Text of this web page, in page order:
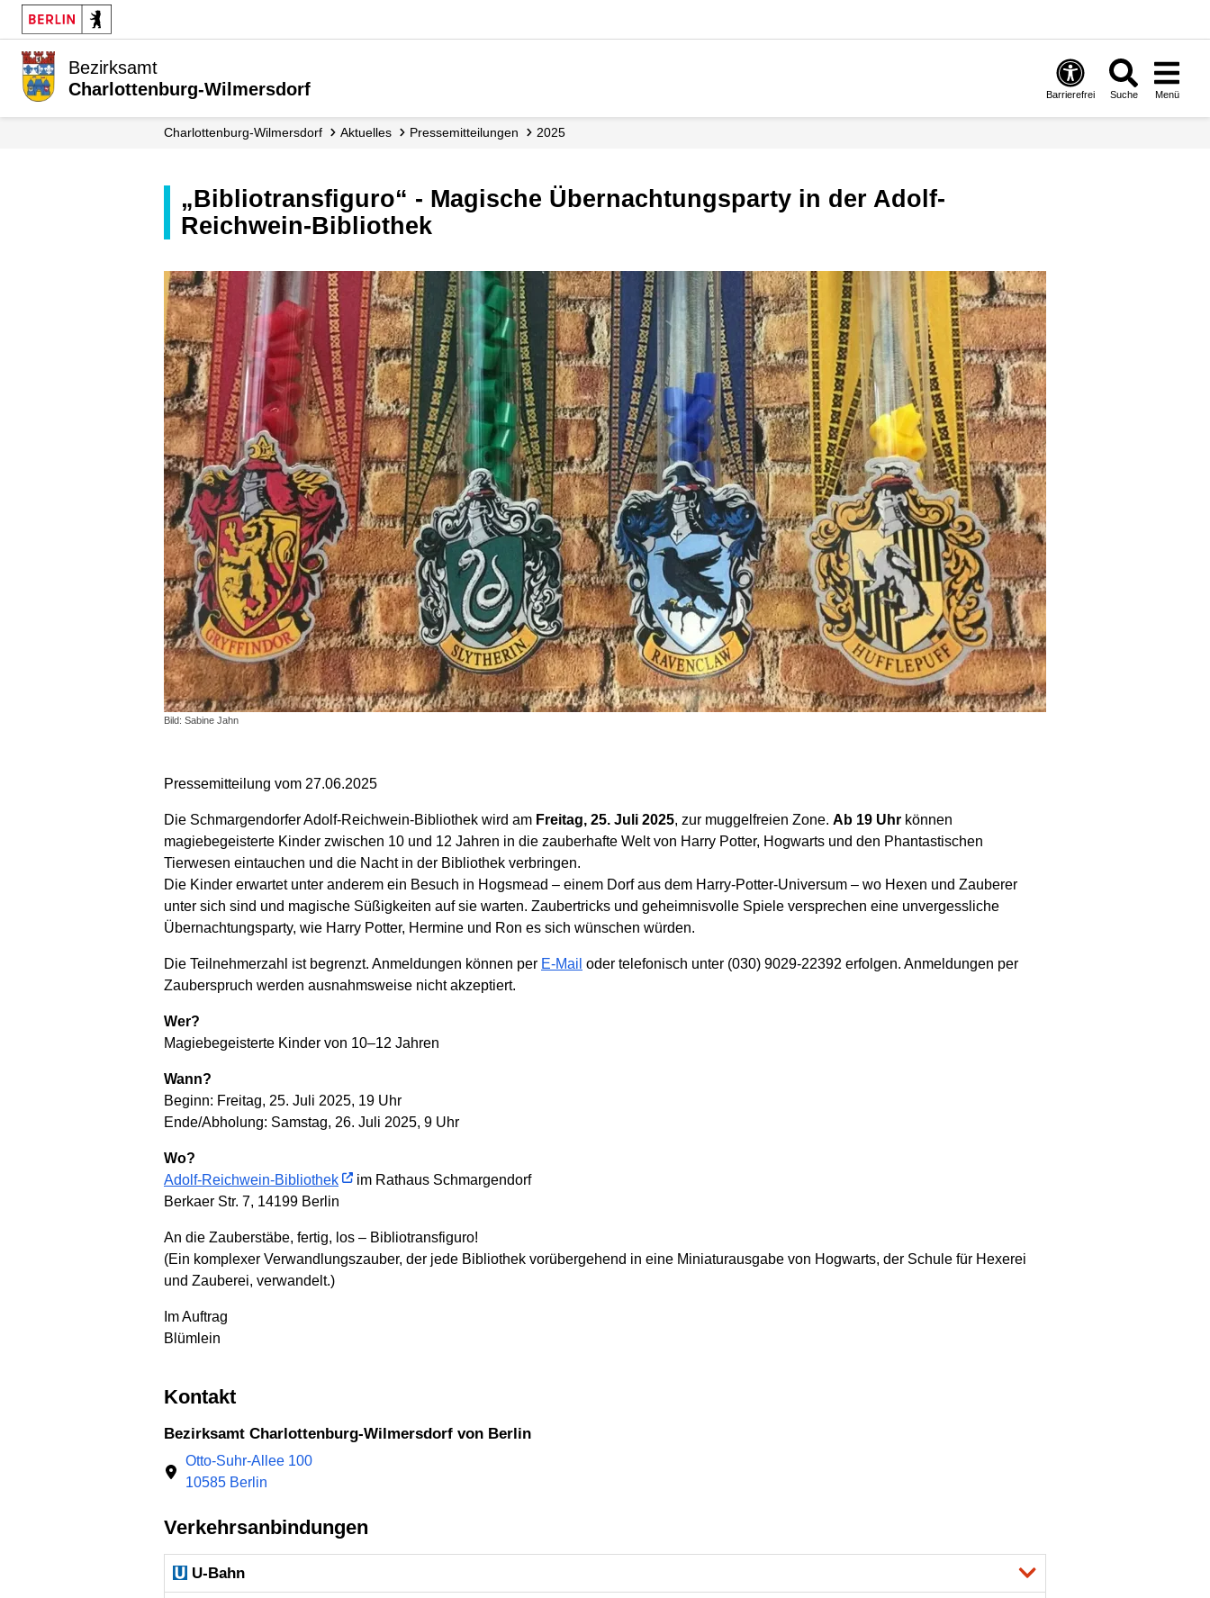
Bezirksamt
Charlottenburg-Wilmersdorf
Barrierefrei Suche Menü
Charlottenburg-Wilmersdorf Aktuelles Presse­mitteilungen 2025
„Bibliotransfiguro“ - Magische Übernachtungsparty in der Adolf-
Reichwein-Bibliothek
Bild: Sabine Jahn
Pressemitteilung vom 27.06.2025
Die Schmargendorfer Adolf-Reichwein-Bibliothek wird am Freitag, 25. Juli 2025, zur muggelfreien Zone. Ab 19 Uhr können
magiebegeisterte Kinder zwischen 10 und 12 Jahren in die zauberhafte Welt von Harry Potter, Hogwarts und den Phantastischen
Tierwesen eintauchen und die Nacht in der Bibliothek verbringen.
Die Kinder erwartet unter anderem ein Besuch in Hogsmead – einem Dorf aus dem Harry-Potter-Universum – wo Hexen und Zauberer
unter sich sind und magische Süßigkeiten auf sie warten. Zaubertricks und geheimnisvolle Spiele versprechen eine unvergessliche
Übernachtungsparty, wie Harry Potter, Hermine und Ron es sich wünschen würden.
Die Teilnehmerzahl ist begrenzt. Anmeldungen können per E-Mail oder telefonisch unter (030) 9029-22392 erfolgen. Anmeldungen per
Zauberspruch werden ausnahmsweise nicht akzeptiert.
Wer?
Magiebegeisterte Kinder von 10–12 Jahren
Wann?
Beginn: Freitag, 25. Juli 2025, 19 Uhr
Ende/Abholung: Samstag, 26. Juli 2025, 9 Uhr
Wo?
Adolf-Reichwein-Bibliothek
im Rathaus Schmargendorf
Berkaer Str. 7, 14199 Berlin
An die Zauberstäbe, fertig, los – Bibliotransfiguro!
(Ein komplexer Verwandlungszauber, der jede Bibliothek vorübergehend in eine Miniaturausgabe von Hogwarts, der Schule für Hexerei
und Zauberei, verwandelt.)
Im Auftrag
Blümlein
Kontakt
Bezirksamt Charlottenburg-Wilmersdorf von Berlin
Otto-Suhr-Allee 100
10585 Berlin
Verkehrsanbindungen
U-Bahn